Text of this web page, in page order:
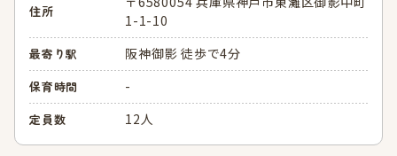
住所
1-1-10
最寄り駅 阪神御影 徒歩で4分
保育時間 -
定員数 12人